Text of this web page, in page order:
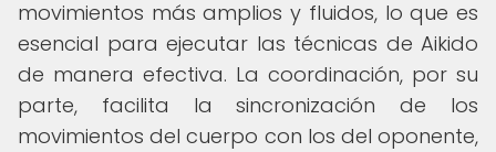
movimientos más amplios y fluidos, lo que es
esencial para ejecutar las técnicas de Aikido
de manera efectiva. La coordinación, por su
parte, facilita la sincronización de los
movimientos del cuerpo con los del oponente,